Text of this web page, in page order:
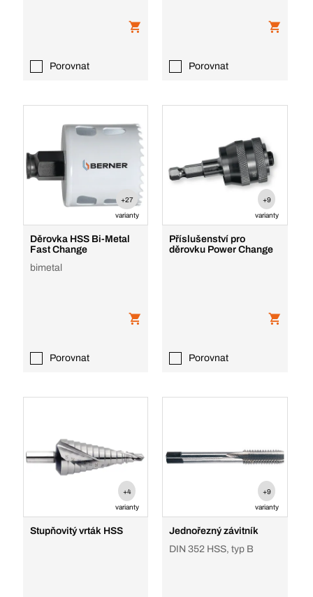
Porovnat Porovnat
+27
varianty
Děrovka HSS Bi-Metal
Fast Change
bimetal
Porovnat
+9
varianty
Příslušenství pro
děrovku Power Change
Porovnat
+4
varianty
Stupňovitý vrták HSS
+9
varianty
Jednořezný závitník
DIN 352 HSS, typ B